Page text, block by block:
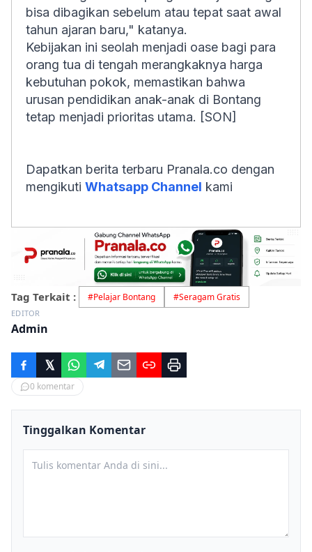
bisa dibagikan sebelum atau tepat saat awal
tahun ajaran baru," katanya.
Kebijakan ini seolah menjadi oase bagi para
orang tua di tengah merangkaknya harga
kebutuhan pokok, memastikan bahwa
urusan pendidikan anak-anak di Bontang
tetap menjadi prioritas utama. [SON]
Dapatkan berita terbaru Pranala.co dengan
mengikuti Whatsapp Channel kami
Tag Terkait : #Pelajar Bontang #Seragam Gratis
EDITOR
Admin
0 komentar
Tinggalkan Komentar